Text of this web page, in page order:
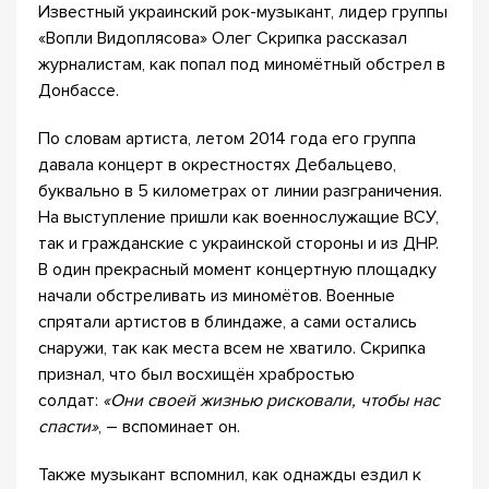
Известный украинский рок-музыкант, лидер группы
«Вопли Видоплясова» Олег Скрипка рассказал
журналистам, как попал под миномётный обстрел в
Донбассе.
По словам артиста, летом 2014 года его группа
давала концерт в окрестностях Дебальцево,
буквально в 5 километрах от линии разграничения.
На выступление пришли как военнослужащие ВСУ,
так и гражданские с украинской стороны и из ДНР.
В один прекрасный момент концертную площадку
начали обстреливать из миномётов. Военные
спрятали артистов в блиндаже, а сами остались
снаружи, так как места всем не хватило. Скрипка
признал, что был восхищён храбростью
солдат: «Они своей жизнью рисковали, чтобы нас
спасти», – вспоминает он.
Также музыкант вспомнил, как однажды ездил к